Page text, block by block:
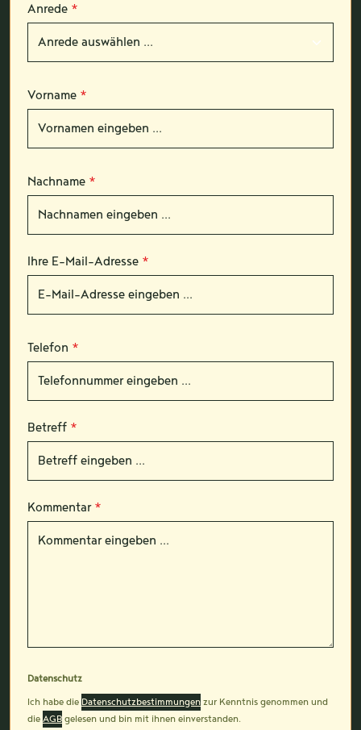
Anrede *
Vorname *
Nachname *
Ihre E-Mail-Adresse *
Telefon *
Betreff *
Kommentar *
Datenschutz
Ich habe die Datenschutzbestimmungen zur Kenntnis genommen und
die AGB gelesen und bin mit ihnen einverstanden.